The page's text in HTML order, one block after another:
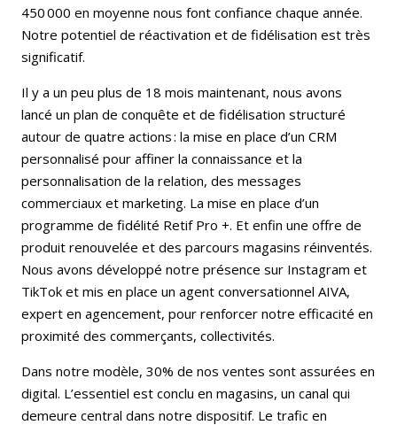
450 000 en moyenne nous font confiance chaque année.
Notre potentiel de réactivation et de fidélisation est très
significatif.
Il y a un peu plus de 18 mois maintenant, nous avons
lancé un plan de conquête et de fidélisation structuré
autour de quatre actions : la mise en place d’un CRM
personnalisé pour affiner la connaissance et la
personnalisation de la relation, des messages
commerciaux et marketing. La mise en place d’un
programme de fidélité Retif Pro +. Et enfin une offre de
produit renouvelée et des parcours magasins réinventés.
Nous avons développé notre présence sur Instagram et
TikTok et mis en place un agent conversationnel AIVA,
expert en agencement, pour renforcer notre efficacité en
proximité des commerçants, collectivités.
Dans notre modèle, 30% de nos ventes sont assurées en
digital. L’essentiel est conclu en magasins, un canal qui
demeure central dans notre dispositif. Le trafic en